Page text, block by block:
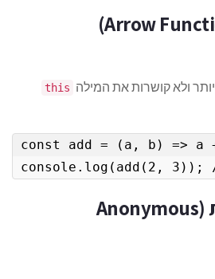
ולא קושרות את המילה this
const add = (a, b) => a
console.log(add(2, 3));
פונקציות אנונימיות (Anonymous